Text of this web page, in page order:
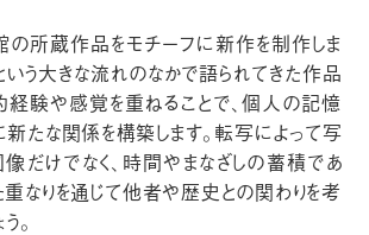
の所蔵作品をモチーフに新作を制作しま
う大きな流れのなかで語られてきた作品
経験や感覚を重ねることで、個人の記憶
たな関係を構築します。転写によって写
だけでなく、時間やまなざしの蓄積であ
重なりを通じて他者や歴史との関わりを考
。